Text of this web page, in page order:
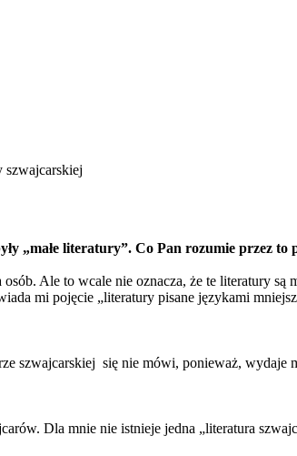
szwajcarskiej
„małe literatury”. Co Pan rozumie przez to
Ale to wcale nie oznacza, że te literatury są
mi pojęcie „literatury pisane językami
szwajcarskiej się nie mówi, ponieważ, wydaje
Dla mnie nie istnieje jedna „literatura